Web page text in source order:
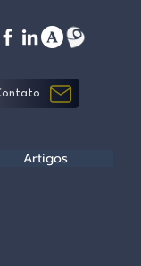
Artigos